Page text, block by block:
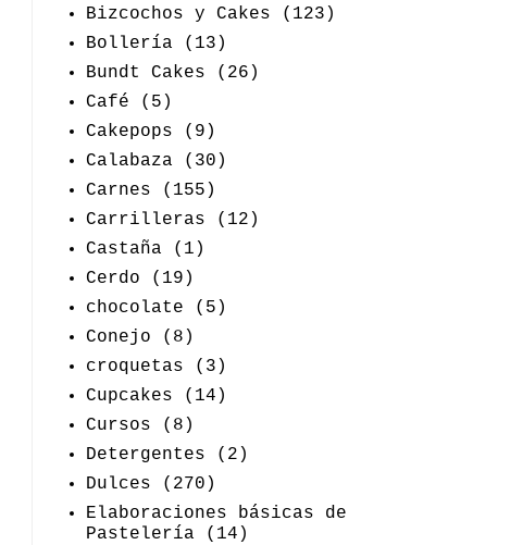
Bizcochos y Cakes
(123)
Bollería
(13)
Bundt Cakes
(26)
Café
(5)
Cakepops
(9)
Calabaza
(30)
Carnes
(155)
Carrilleras
(12)
Castaña
(1)
Cerdo
(19)
chocolate
(5)
Conejo
(8)
croquetas
(3)
Cupcakes
(14)
Cursos
(8)
Detergentes
(2)
Dulces
(270)
Elaboraciones básicas de
Pastelería
(14)